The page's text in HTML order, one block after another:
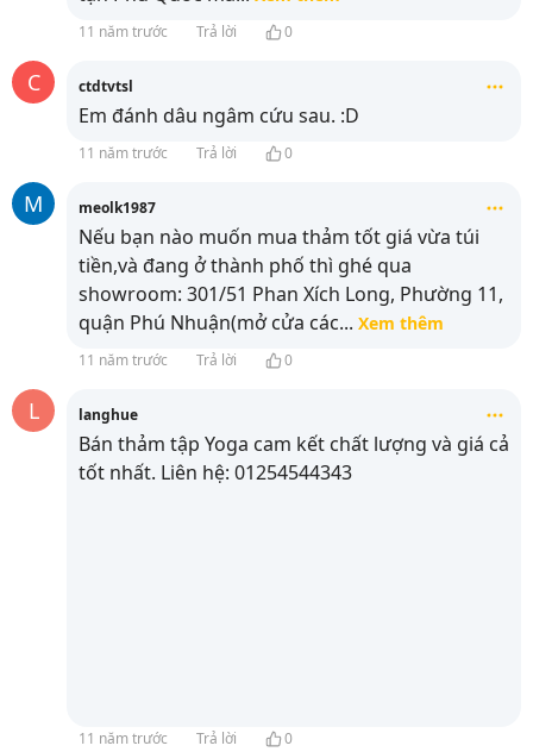
11 năm trước Trả lời 0
C ctdtvtsl
Em đánh dâu ngâm cứu sau. :D
11 năm trước Trả lời 0
M meolk1987
Nếu bạn nào muốn mua thảm tốt giá vừa túi
tiền,và đang ở thành phố thì ghé qua
showroom: 301/51 Phan Xích Long, Phường 11,
quận Phú Nhuận(mở cửa các... Xem thêm
11 năm trước Trả lời 0
L langhue
Bán thảm tập Yoga cam kết chất lượng và giá cả
tốt nhất. Liên hệ: 01254544343
11 năm trước Trả lời 0